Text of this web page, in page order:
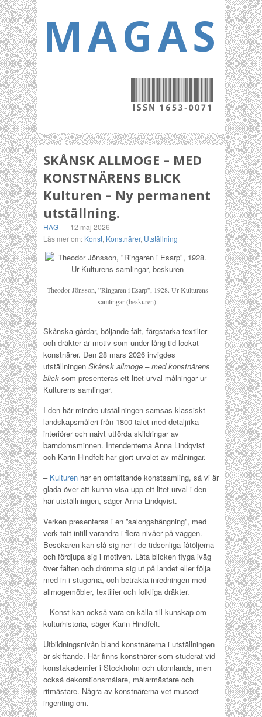
SKÅNSK ALLMOGE – MED
KONSTNÄRENS BLICK
Kulturen – Ny permanent
utställning.
HAG - 12 maj 2026
Läs mer om: Konst, Konstnärer, Utställning
Theodor Jönsson, ”Ringaren i Esarp”, 1928. Ur Kulturens
samlingar (beskuren).
Skånska gårdar, böljande fält, färgstarka textilier
och dräkter är motiv som under lång tid lockat
konstnärer. Den 28 mars 2026 invigdes
utställningen Skånsk allmoge – med konstnärens
blick som presenteras ett litet urval målningar ur
Kulturens samlingar.
I den här mindre utställningen samsas klassiskt
landskapsmåleri från 1800-talet med detaljrika
interiörer och naivt utförda skildringar av
barndomsminnen. Intendenterna Anna Lindqvist
och Karin Hindfelt har gjort urvalet av målningar.
– Kulturen har en omfattande konstsamling, så vi är
glada över att kunna visa upp ett litet urval i den
här utställningen, säger Anna Lindqvist.
Verken presenteras i en ”salongshängning”, med
verk tätt intill varandra i flera nivåer på väggen.
Besökaren kan slå sig ner i de tidsenliga fåtöljerna
och fördjupa sig i motiven. Låta blicken flyga iväg
över fälten och drömma sig ut på landet eller följa
med in i stugorna, och betrakta inredningen med
allmogemöbler, textilier och folkliga dräkter.
– Konst kan också vara en källa till kunskap om
kulturhistoria, säger Karin Hindfelt.
Utbildningsnivån bland konstnärerna i utställningen
är skiftande. Här finns konstnärer som studerat vid
konstakademier i Stockholm och utomlands, men
också dekorationsmålare, målarmästare och
ritmästare. Några av konstnärerna vet museet
ingenting om.